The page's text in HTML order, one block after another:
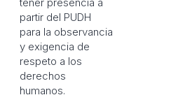
partir del PUDH
para la observancia
y exigencia de
respeto a los
derechos
humanos.